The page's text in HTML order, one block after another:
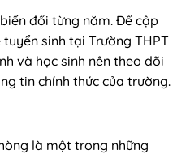
đổi từng năm. Để cập
sinh tại Trường THPT
và học sinh nên theo dõi
tin chính thức của trường.
là một trong những